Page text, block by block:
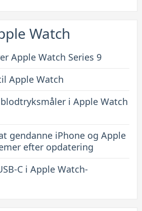
Watch
Apple Watch Series 9
Apple Watch
i Apple Watch
gendanne iPhone og Apple
efter opdatering
C i Apple Watch-